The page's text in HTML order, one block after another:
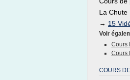
La Chute
→ 15
Voir
Cours
Cours
COURS